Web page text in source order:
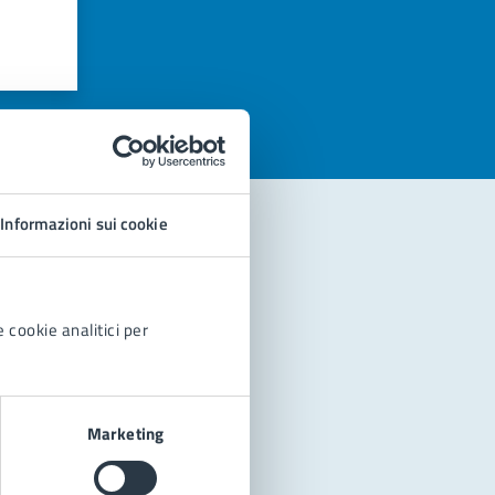
Informazioni sui cookie
cookie analitici per
Marketing